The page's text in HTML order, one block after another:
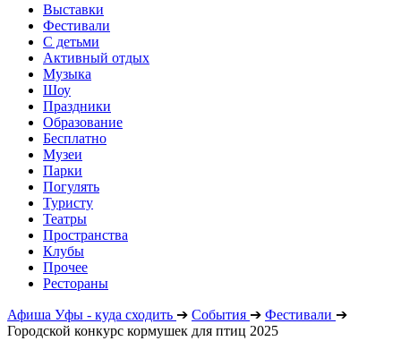
Выставки
Фестивали
С детьми
Активный отдых
Музыка
Шоу
Праздники
Образование
Бесплатно
Музеи
Парки
Погулять
Туристу
Театры
Пространства
Клубы
Прочее
Рестораны
Афиша Уфы - куда сходить ➔ События ➔ Фестивали ➔
Городской конкурс кормушек для птиц 2025